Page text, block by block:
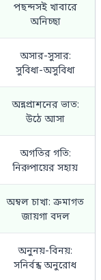
পছন্দসই খাবারে
অনিচ্ছা
অসার-সুসার:
সুবিধা-অসুবিধা
অন্নপ্রাশনের ভাত:
উঠে আসা
অগতির গতি:
নিরুপায়ের সহায়
অম্বল চাখা: ক্রমাগত
জায়গা বদল
অনুনয়-বিনয়:
সনির্বন্ধ অনুরোধ